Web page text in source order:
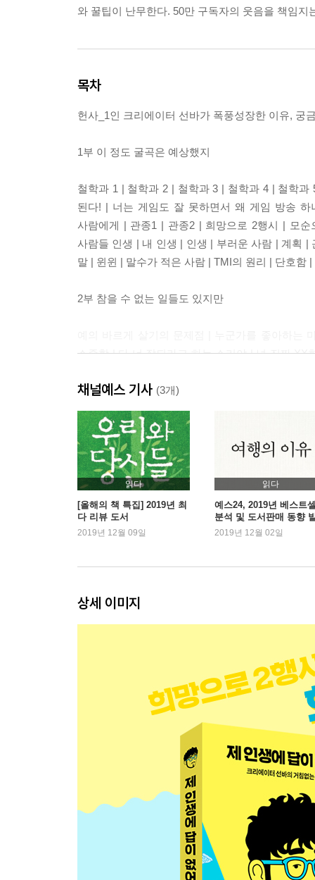
와 꿀팁이 난무한다. 50만 구독자의 웃음을 책임지
목차
헌사_1인 크리에이터 선바가 폭풍성장한 이유, 궁
1부 이 정도 굴곡은 예상했지
철학과 1 | 철학과 2 | 철학과 3 | 철학과 4 | 철학
된다! | 너는 게임도 잘 못하면서 왜 게임 방송
사람에게 | 관종1 | 관종2 | 희망으로 2행시 | 모
사람들 인생 | 내 인생 | 인생 | 부러운 사람 | 계획
말 | 윈윈 | 말수가 적은 사람 | TMI의 원리 | 단호함
2부 참을 수 없는 일들도 있지만
소중함 | 다 너 잘되라고 하는 소리야 | 넌 진짜
좋아하면 손해 | 욕인 거 같은데 칭찬인 말 | 별
착하면 호구입니까? | 선행을 베푸는 게 뭔데? | 좋
3부 도움이 될지 모르겠는 TMI
인간관계 잘하는 법 1 | 인간관계 잘하는 법 2 | 말
유형 | 선바의 소소한 인생 꿀팁 | 제 인생에 답이
1인 크리에이터라는 말 | 1인 크리에이터를 꿈
크리에이터, 뭘 만들어야 하나요 | 선바의 주력
| 웃기는 사람보다 웃는 사람이 더 좋다 | 저는 웃
동생 지우 이야기 3 | 내가 직접 체험해본 다음 진
독자님 그리고 시청자님들께 보내는 편지
채널예스 기사 (3개)
읽다
[올해의 책 특집] 2019년 최
다 리뷰 도서
2019년 12월 09일
읽다
예스24, 2019년 베스트
분석 및 도서판매 동향
2019년 12월 02일
상세 이미지